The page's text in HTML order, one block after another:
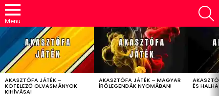
Menu
LATEST
STORIES
AKASZTÓFA JÁTÉK –
KÖTELEZŐ OLVASMÁNYOK
KIHÍVÁSA!
AKASZTÓFA JÁTÉK – MAGYAR
ÍRÓLEGENDÁK NYOMÁBAN! ÉS